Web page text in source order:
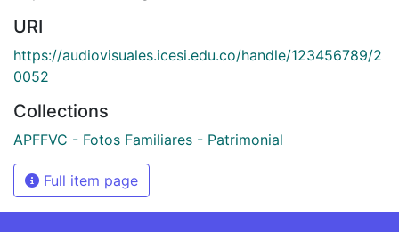
URI
https://audiovisuales.icesi.edu.co/handle/123456789/2
0052
Collections
APFFVC - Fotos Familiares - Patrimonial
Full item page